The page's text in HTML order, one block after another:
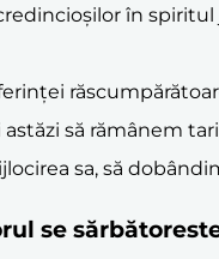
în
să rămânem
sa, să
se